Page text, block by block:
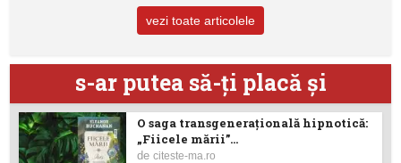
vezi toate articolele
s-ar putea să-ţi placă şi
O saga transgenerațională hipnotică:
„Fiicele mării”...
deciteste-ma.ro